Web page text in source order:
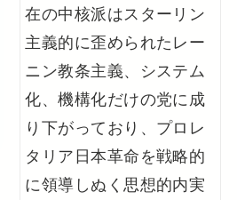
在の中核派はスターリン
主義的に歪められたレー
ニン教条主義、システム
化、機構化だけの党に成
り下がっており、プロレ
タリア日本革命を戦略的
に領導しぬく思想的内実